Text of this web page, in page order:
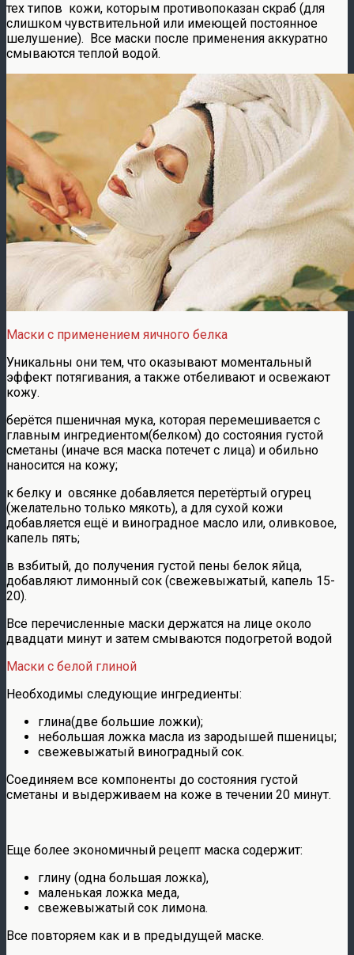
тех типов кожи, которым противопоказан скраб (для
слишком чувствительной или имеющей постоянное
шелушение). Все маски после применения аккуратно
смываются теплой водой.
Маски с применением яичного белка
Уникальны они тем, что оказывают моментальный
эффект потягивания, а также отбеливают и освежают
кожу.
берётся пшеничная мука, которая перемешивается с
главным ингредиентом(белком) до состояния густой
сметаны (иначе вся маска потечет с лица) и обильно
наносится на кожу;
к белку и овсянке добавляется перетёртый огурец
(желательно только мякоть), а для сухой кожи
добавляется ещё и виноградное масло или, оливковое,
капель пять;
в взбитый, до получения густой пены белок яйца,
добавляют лимонный сок (свежевыжатый, капель 15-
20).
Все перечисленные маски держатся на лице около
двадцати минут и затем смываются подогретой водой
Маски с белой глиной
Необходимы следующие ингредиенты:
глина(две большие ложки);
небольшая ложка масла из зародышей пшеницы;
свежевыжатый виноградный сок.
Соединяем все компоненты до состояния густой
сметаны и выдерживаем на коже в течении 20 минут.
Еще более экономичный рецепт маска содержит:
глину (одна большая ложка),
маленькая ложка меда,
свежевыжатый сок лимона.
Все повторяем как и в предыдущей маске.